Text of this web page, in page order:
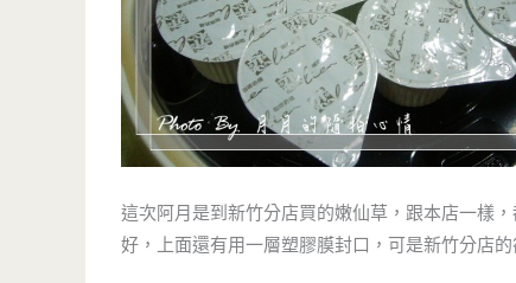
這次阿月是到新竹分店買的嫩仙草，跟本店一樣
好，上面還有用一層塑膠膜封口，可是新竹分店